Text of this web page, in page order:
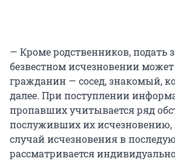
— Кроме родственников, подать
безвестном исчезновении
гражданин — сосед, знакомый,
далее. При поступлении
пропавших учитывается ряд
послуживших их
случай исчезновения в
рассматривается